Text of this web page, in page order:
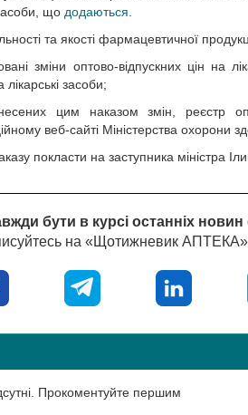
що додаються
та якості фармацевтичної
зміни оптово-відпускних цін на
засоби;
цим наказом змін, реєстр
веб-сайті Міністерства охорони
покласти на заступника міністра
бути в курсі останніх
на «Щотижневик
Прокоментуйте першим